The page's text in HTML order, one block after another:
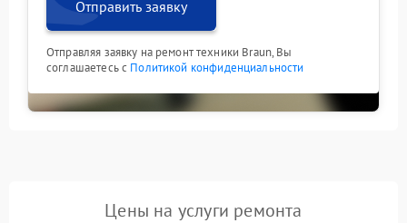
Отправить заявку
Отправляя заявку на ремонт техники Braun, Вы
соглашаетесь с Политикой конфиденциальности
Цены на услуги ремонта